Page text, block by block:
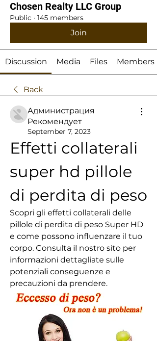
Chosen Realty LLC Group
Public · 145 members
Join
Discussion Media Files Members
Back
Администрация
Рекомендует
September 7, 2023
Effetti collaterali
super hd pillole
di perdita di peso
Scopri gli effetti collaterali delle
pillole di perdita di peso Super HD
e come possono influenzare il tuo
corpo. Consulta il nostro sito per
informazioni dettagliate sulle
potenziali conseguenze e
precauzioni da prendere.